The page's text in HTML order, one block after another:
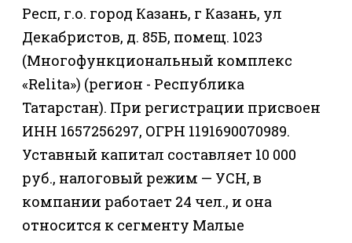
Респ, г.о. город Казань, г Казань, ул
Декабристов, д. 85Б, помещ. 1023
(Многофункциональный комплекс
«Relita») (регион - Республика
Татарстан). При регистрации присвоен
ИНН 1657256297, ОГРН 1191690070989.
Уставный капитал составляет 10 000
руб., налоговый режим — УСН, в
компании работает 24 чел., и она
относится к сегменту Малые